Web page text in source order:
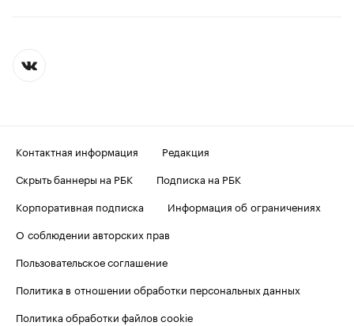
Контактная информация
Редакция
Скрыть баннеры на РБК
Подписка на РБК
Корпоративная подписка
Информация об ограничениях
О соблюдении авторских прав
Пользовательское соглашение
Политика в отношении обработки персональных данных
Политика обработки файлов cookie